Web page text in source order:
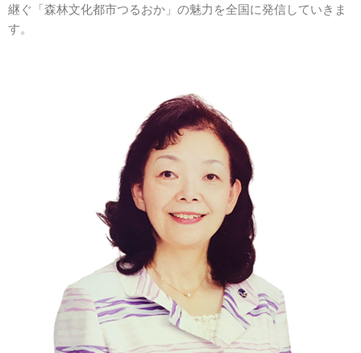
継ぐ「森林文化都市つるおか」の魅力を全国に発信していきま
す。